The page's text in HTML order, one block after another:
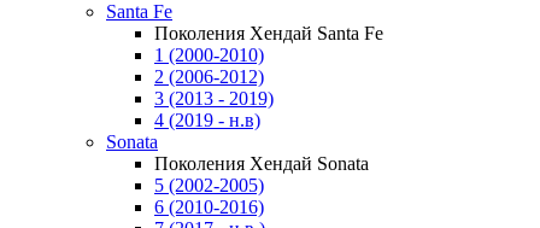
Santa Fe
Поколения Хендай Santa Fe
1 (2000-2010)
2 (2006-2012)
3 (2013 - 2019)
4 (2019 - н.в)
Sonata
Поколения Хендай Sonata
5 (2002-2005)
6 (2010-2016)